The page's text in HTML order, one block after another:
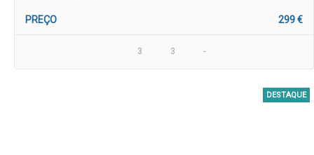
PREÇO 299 €
3 3 -
DESTAQUE